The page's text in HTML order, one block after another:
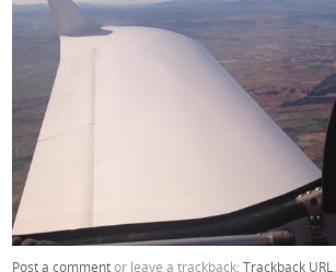
Post a commentor leave a trackback:Trackback URL.